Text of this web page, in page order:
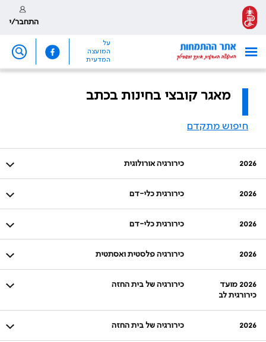
התחבר/י
על
המועצה
המדעית
מאגר קובצי בחינות בכתב
חיפוש מתקדם
2026 כירורגיה אורולוגית
2026 כירורגית כלי-דם
2026 כירורגית כלי-דם
2026 כירורגיה פלסטית ואסתטית
2026 מועד
כירורגית לב
כירורגיה של בית החזה
2026 כירורגיה של בית החזה